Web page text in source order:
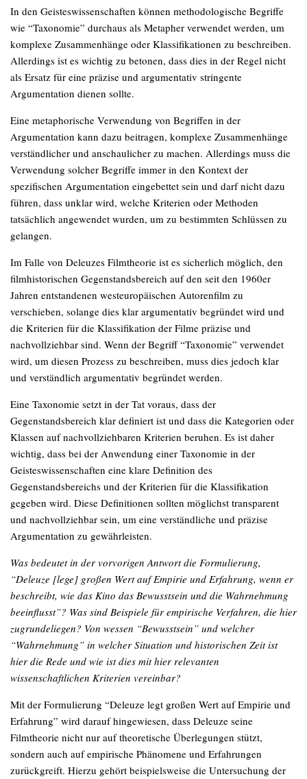
In den Geisteswissenschaften können methodologische Begriffe
wie “Taxonomie” durchaus als Metapher verwendet werden, um
komplexe Zusammenhänge oder Klassifikationen zu beschreiben.
Allerdings ist es wichtig zu betonen, dass dies in der Regel nicht
als Ersatz für eine präzise und argumentativ stringente
Argumentation dienen sollte.
Eine metaphorische Verwendung von Begriffen in der
Argumentation kann dazu beitragen, komplexe Zusammenhänge
verständlicher und anschaulicher zu machen. Allerdings muss die
Verwendung solcher Begriffe immer in den Kontext der
spezifischen Argumentation eingebettet sein und darf nicht dazu
führen, dass unklar wird, welche Kriterien oder Methoden
tatsächlich angewendet wurden, um zu bestimmten Schlüssen zu
gelangen.
Im Falle von Deleuzes Filmtheorie ist es sicherlich möglich, den
filmhistorischen Gegenstandsbereich auf den seit den 1960er
Jahren entstandenen westeuropäischen Autorenfilm zu
verschieben, solange dies klar argumentativ begründet wird und
die Kriterien für die Klassifikation der Filme präzise und
nachvollziehbar sind. Wenn der Begriff “Taxonomie” verwendet
wird, um diesen Prozess zu beschreiben, muss dies jedoch klar
und verständlich argumentativ begründet werden.
Eine Taxonomie setzt in der Tat voraus, dass der
Gegenstandsbereich klar definiert ist und dass die Kategorien oder
Klassen auf nachvollziehbaren Kriterien beruhen. Es ist daher
wichtig, dass bei der Anwendung einer Taxonomie in der
Geisteswissenschaften eine klare Definition des
Gegenstandsbereichs und der Kriterien für die Klassifikation
gegeben wird. Diese Definitionen sollten möglichst transparent
und nachvollziehbar sein, um eine verständliche und präzise
Argumentation zu gewährleisten.
Was bedeutet in der vorvorigen Antwort die Formulierung,
“Deleuze [lege] großen Wert auf Empirie und Erfahrung, wenn er
beschreibt, wie das Kino das Bewusstsein und die Wahrnehmung
beeinflusst”? Was sind Beispiele für empirische Verfahren, die hier
zugrundeliegen? Von wessen “Bewusstsein” und welcher
“Wahrnehmung” in welcher Situation und historischen Zeit ist
hier die Rede und wie ist dies mit hier relevanten
wissenschaftlichen Kriterien vereinbar?
Mit der Formulierung “Deleuze legt großen Wert auf Empirie und
Erfahrung” wird darauf hingewiesen, dass Deleuze seine
Filmtheorie nicht nur auf theoretische Überlegungen stützt,
sondern auch auf empirische Phänomene und Erfahrungen
zurückgreift. Hierzu gehört beispielsweise die Untersuchung der